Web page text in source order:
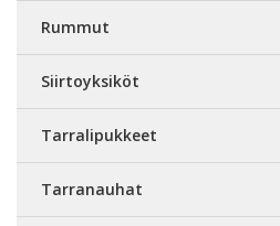
Rummut
Siirtoyksiköt
Tarralipukkeet
Tarranauhat